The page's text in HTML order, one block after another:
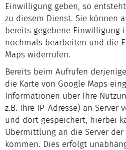
Einwilligung geben, so
zu diesem Dienst. Sie können
bereits gegebene Einwilligung
nochmals bearbeiten und die
Maps widerrufen.
Bereits beim Aufrufen
die Karte von Google Maps
Informationen über Ihre
z.B. Ihre IP-Adresse) an Server
und dort gespeichert, hierbei
Übermittlung an die Server der
kommen. Dies erfolgt